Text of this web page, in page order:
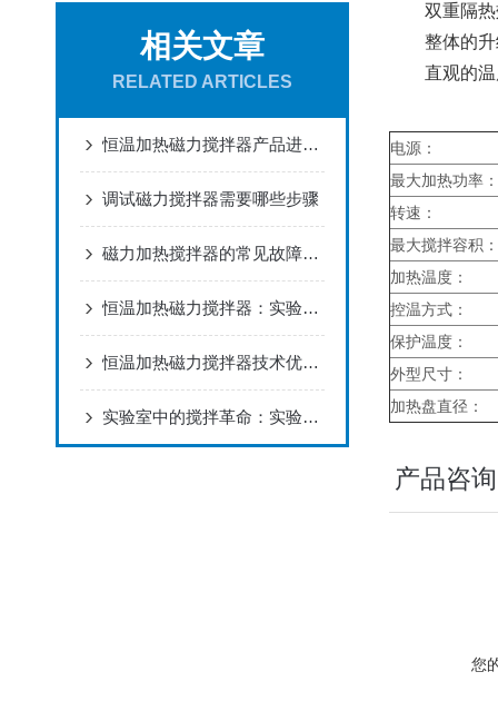
相关文章
RELATED ARTICLES
恒温加热磁力搅拌器产品进化：从基础功能到智能生态
调试磁力搅拌器需要哪些步骤
磁力加热搅拌器的常见故障及解决方式
恒温加热磁力搅拌器：实验室的“全能引擎”与科研效率革命者
恒温加热磁力搅拌器技术优势分析
实验室中的搅拌革命：实验室数显磁力搅拌器的作用与技术解析
双重隔热效
整体的升级
直观的温度
电源：
最大加热功率：
转速：
最大搅拌容积：
加热温度：
控温方式：
保护温度：
外型尺寸：
加热盘直径：
产品咨询
您